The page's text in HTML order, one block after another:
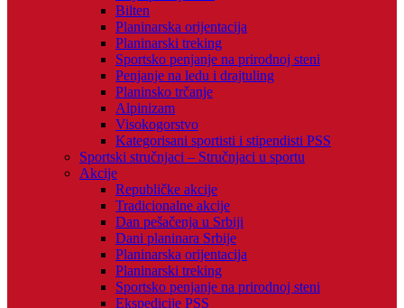
Bilten
Planinarska orijentacija
Planinarski treking
Sportsko penjanje na prirodnoj steni
Penjanje na ledu i drajtuling
Planinsko trčanje
Alpinizam
Visokogorstvo
Kategorisani sportisti i stipendisti PSS
Sportski stručnjaci – Stručnjaci u sportu
Akcije
Republičke akcije
Tradicionalne akcije
Dan pešačenja u Srbiji
Dani planinara Srbije
Planinarska orijentacija
Planinarski treking
Sportsko penjanje na prirodnoj steni
Ekspedicije PSS